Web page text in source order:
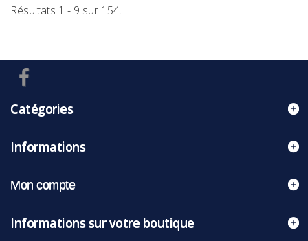
Résultats 1 - 9 sur 154.
Catégories
Informations
Mon compte
Informations sur votre boutique